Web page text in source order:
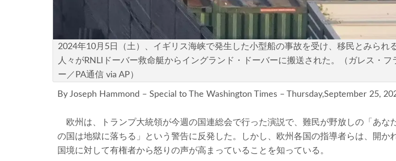
2024年10月5日（土）、イギリス海峡で発生した小型船の事故を受け、移民とみられ
人々がRNLIドーバー救命艇からイングランド・ドーバーに搬送された。（ガレス・フ
ー／PA通信 via AP）
By Joseph Hammond – Special to The Washington Times – Thursday,September 25,
欧州は、トランプ大統領が今週の国連総会で行った演説で、難民が野放しの「あな
の国は地獄に落ちる」という警告に反発した。しかし、欧州各国の指導者らは、開か
国境に対して有権者から怒りの声が高まっていることを知っている。